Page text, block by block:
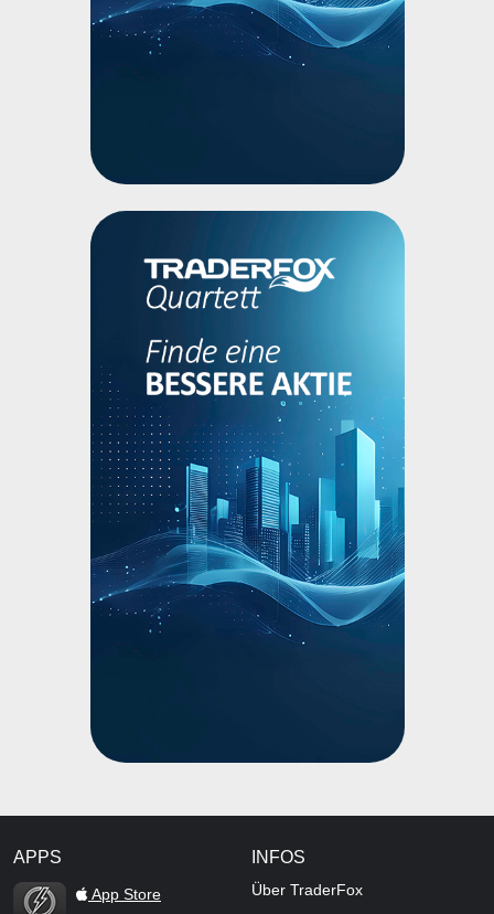
APPS
TraderFox Flash
App Store
INFOS
Über TraderFox